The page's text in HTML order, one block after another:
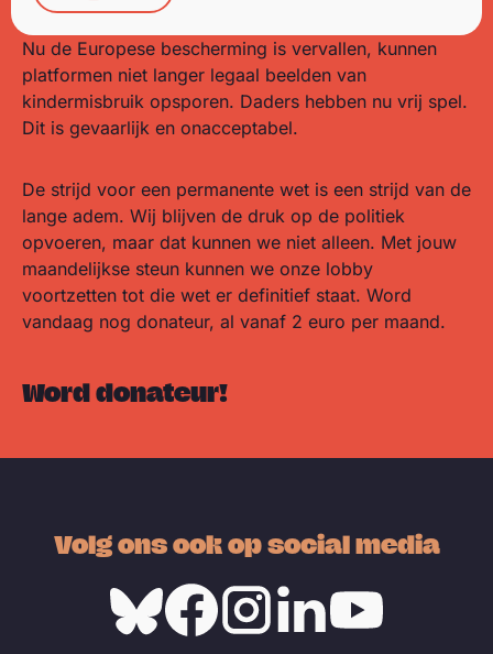
Nu de Europese bescherming is vervallen, kunnen
platformen niet langer legaal beelden van
kindermisbruik opsporen. Daders hebben nu vrij spel.
Dit is gevaarlijk en onacceptabel.
De strijd voor een permanente wet is een strijd van de
lange adem. Wij blijven de druk op de politiek
opvoeren, maar dat kunnen we niet alleen. Met jouw
maandelijkse steun kunnen we onze lobby
voortzetten tot die wet er definitief staat. Word
vandaag nog donateur, al vanaf 2 euro per maand.
Word donateur!
Volg ons ook op social media